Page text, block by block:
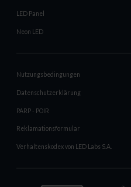
LED Panel
Neon LED
Nutzungsbedingungen
Datenschutzerklärung
PARP - POIR
Reklamationsformular
Verhaltenskodex von LED Labs S.A.